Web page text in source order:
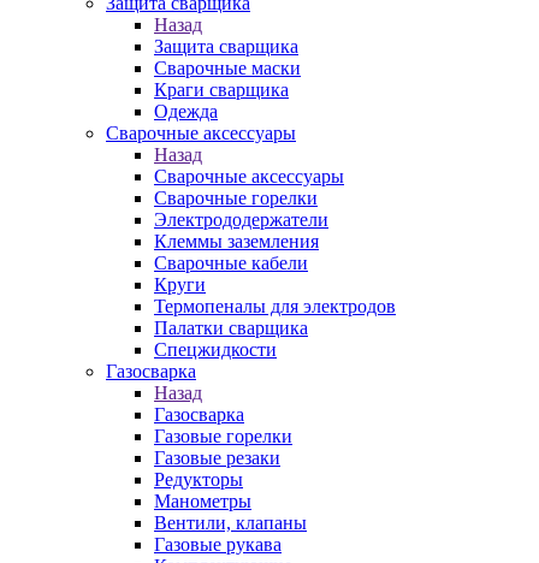
Назад
Защита сварщика
Сварочные маски
Краги сварщика
Одежда
Сварочные аксессуары
Назад
Сварочные аксессуары
Сварочные горелки
Электрододержатели
Клеммы заземления
Сварочные кабели
Круги
Термопеналы для электродов
Палатки сварщика
Спецжидкости
Газосварка
Назад
Газосварка
Газовые горелки
Газовые резаки
Редукторы
Манометры
Вентили, клапаны
Газовые рукава